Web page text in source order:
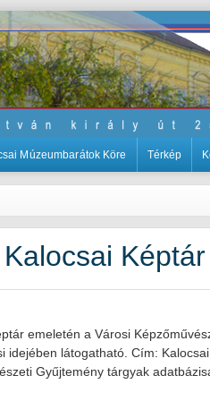
Múzeumbarátok Köre Térkép
Képtár
emeletén a Városi
idejében látogatható. Cím:
Gyűjtemény tárgyak